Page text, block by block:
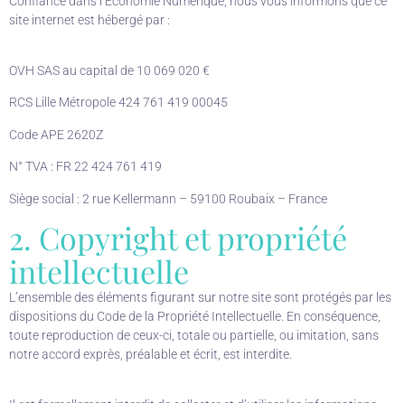
site internet est hébergé par :
OVH SAS au capital de 10 069 020 €
RCS Lille Métropole 424 761 419 00045
Code APE 2620Z
N° TVA : FR 22 424 761 419
Siège social : 2 rue Kellermann – 59100 Roubaix – France
2. Copyright et propriété
intellectuelle
L’ensemble des éléments figurant sur notre site sont protégés par les
dispositions du Code de la Propriété Intellectuelle. En conséquence,
toute reproduction de ceux-ci, totale ou partielle, ou imitation, sans
notre accord exprès, préalable et écrit, est interdite.